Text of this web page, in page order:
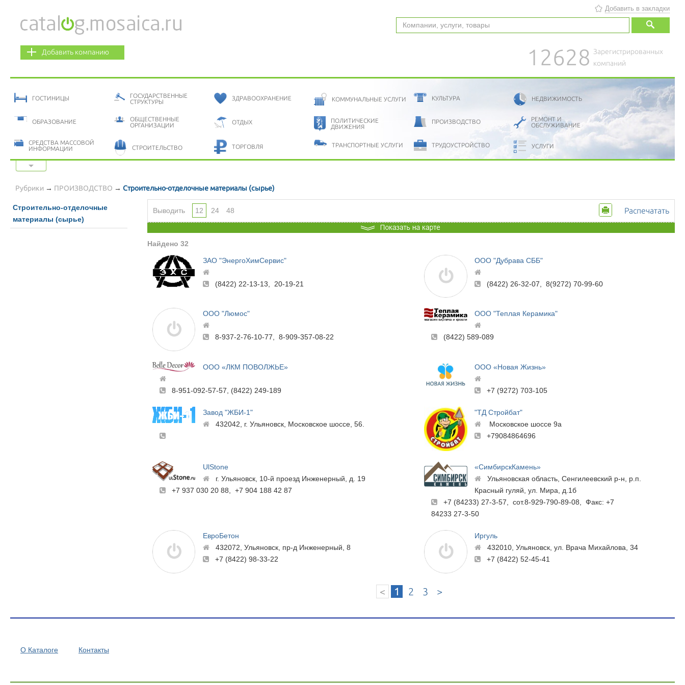
Добавить компанию
Добавить в закладки
12628 Зарегистрированных
компаний
ГОСТИНИЦЫ
ГОСУДАРСТВЕННЫЕ
СТРУКТУРЫ
ЗДРАВООХРАНЕНИЕ КОММУНАЛЬНЫЕ УСЛУГИ КУЛЬТУРА НЕДВИЖИМОСТЬ
ОБРАЗОВАНИЕ
ОБЩЕСТВЕННЫЕ
ОРГАНИЗАЦИИ
ОТДЫХ
ПОЛИТИЧЕСКИЕ
ДВИЖЕНИЯ
ПРОИЗВОДСТВО
РЕМОНТ И
ОБСЛУЖИВАНИЕ
СРЕДСТВА МАССОВОЙ
ИНФОРМАЦИИ
СТРОИТЕЛЬСТВО ТОРГОВЛЯ ТРАНСПОРТНЫЕ УСЛУГИ ТРУДОУСТРОЙСТВО УСЛУГИ
ФИНАНСОВЫЕ УСЛУГИ
Рубрики → ПРОИЗВОДСТВО → Строительно-отделочные материалы (сырье)
Строительно-отделочные
материалы (сырье)
Выводить 12 24 48 Распечатать
Найдено 32
ЗАО "ЭнергоХимСервис"
(8422) 22-13-13, 20-19-21
ООО "Дубрава СББ"
(8422) 26-32-07, 8(9272) 70-99-60
ООО "Люмос"
8-937-2-76-10-77, 8-909-357-08-22
ООО "Теплая Керамика"
(8422) 589-089
ООО «ЛКМ ПОВОЛЖЬЕ»
8-951-092-57-57, (8422) 249-189
ООО «Новая Жизнь»
+7 (9272) 703-105
Завод "ЖБИ-1"
432042, г. Ульяновск, Московское шоссе, 56.
"ТД Стройбат"
Московское шоссе 9а​
+79084864696
UlStone
г. Ульяновск, 10-й проезд Инженерный, д. 19
+7 937 030 20 88, +7 904 188 42 87
«СимбирскКамень»
Ульяновская область, Сенгилеевский р-н, р.п.
Красный гуляй, ул. Мира, д.1б
+7 (84233) 27-3-57, сот.8-929-790-89-08, Факс: +7
84233 27-3-50
ЕвроБетон
432072, Ульяновск, пр-д Инженерный, 8
+7 (8422) 98-33-22
Иргуль
432010, Ульяновск, ул. Врача Михайлова, 34
+7 (8422) 52-45-41
< 1 2 3 >
О Каталоге Контакты